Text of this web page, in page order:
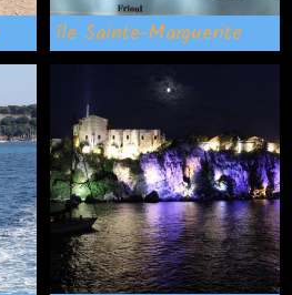
île Sainte-Marguerite